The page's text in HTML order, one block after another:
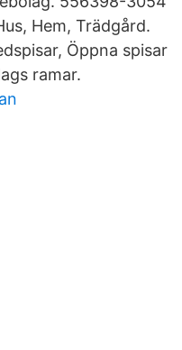
Hem, Trädgård.
Öppna spisar
ramar.